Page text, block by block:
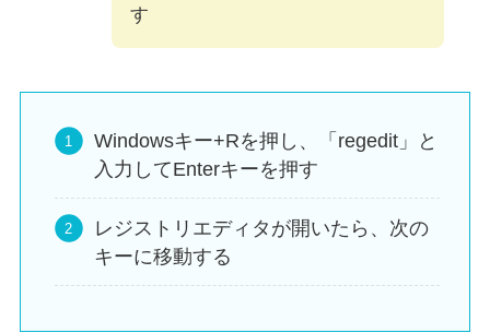
す
Windowsキー+Rを押し、「regedit」と
入力してEnterキーを押す
レジストリエディタが開いたら、次の
キーに移動する